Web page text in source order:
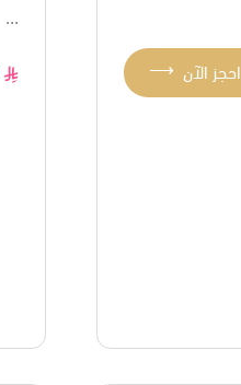
⟶ احجز الآن
...